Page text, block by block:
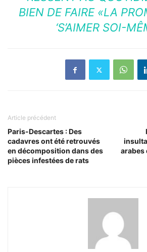
BIEN DE FAIRE «LA
‘S’AIMER SOI-
Article précédent
Paris-Descartes : Des
cadavres ont été retrouvés
en décomposition dans des
pièces infestées de rats
arabes